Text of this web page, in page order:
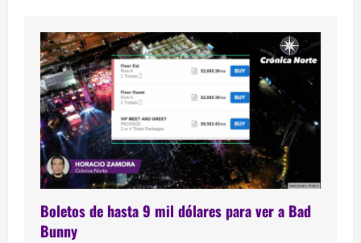
Boletos de hasta 9 mil dólares para ver a Bad
Bunny